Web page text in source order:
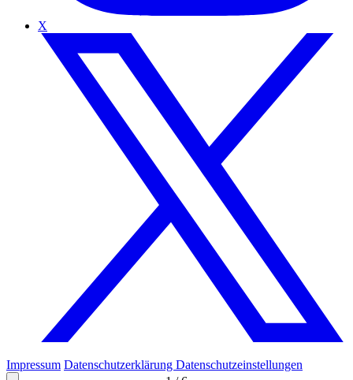
X
Impressum Datenschutzerklärung Datenschutzeinstellungen